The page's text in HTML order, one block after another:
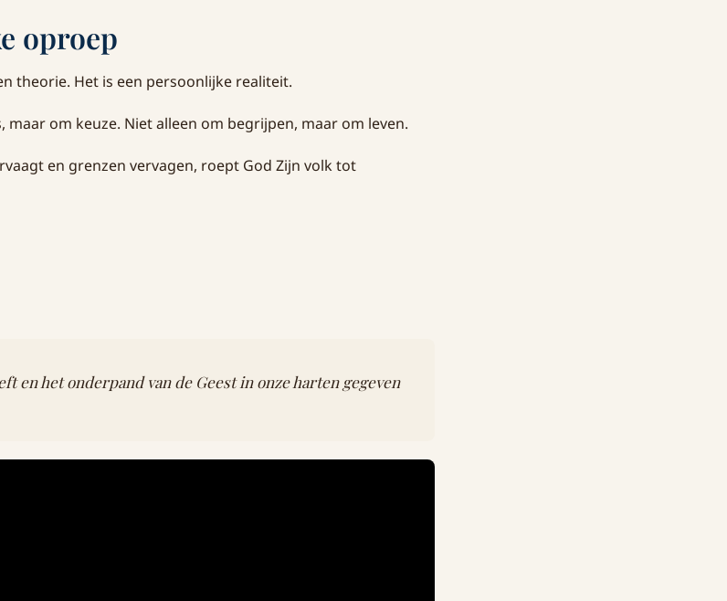
oproep
theorie. Het is een persoonlijke realiteit.
maar om keuze. Niet alleen om begrijpen, maar om leven.
en grenzen vervagen, roept God Zijn volk tot
en het onderpand van de Geest in onze harten gegeven